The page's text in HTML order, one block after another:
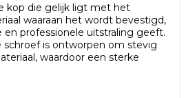
kop die gelijk ligt met het
waaraan het wordt bevestigd,
professionele uitstraling geeft.
schroef is ontworpen om stevig
waardoor een sterke